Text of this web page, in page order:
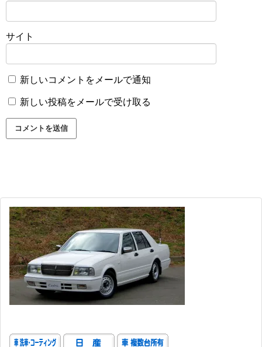
サイト
新しいコメントをメールで通知
新しい投稿をメールで受け取る